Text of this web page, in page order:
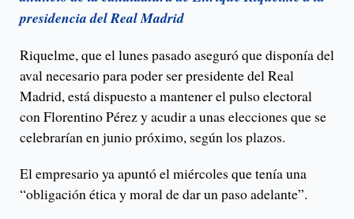
presidencia del Real Madrid
Riquelme, que el lunes pasado aseguró que disponía del
aval necesario para poder ser presidente del Real
Madrid, está dispuesto a mantener el pulso electoral
con Florentino Pérez y acudir a unas elecciones que se
celebrarían en junio próximo, según los plazos.
El empresario ya apuntó el miércoles que tenía una
“obligación ética y moral de dar un paso adelante”.